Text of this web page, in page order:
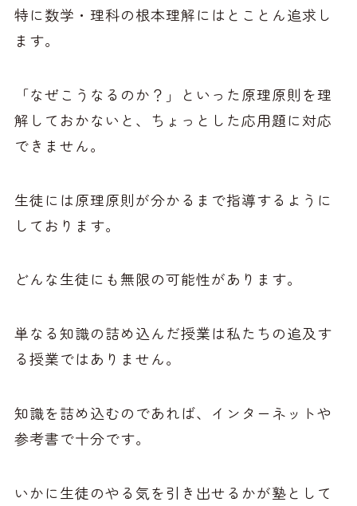
特に数学・理科の根本理解にはとことん追求し
ます。
「なぜこうなるのか？」といった原理原則を理
解しておかないと、ちょっとした応用題に対応
できません。
生徒には原理原則が分かるまで指導するように
しております。
どんな生徒にも無限の可能性があります。
単なる知識の詰め込んだ授業は私たちの追及す
る授業ではありません。
知識を詰め込むのであれば、インターネットや
参考書で十分です。
いかに生徒のやる気を引き出せるかが塾として